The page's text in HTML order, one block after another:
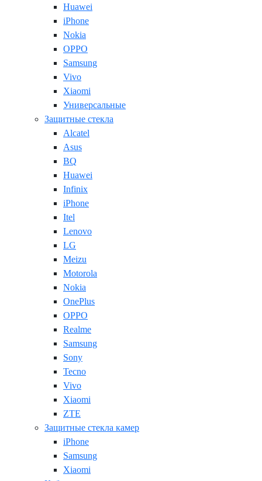
Huawei
iPhone
Nokia
OPPO
Samsung
Vivo
Xiaomi
Универсальные
Защитные стекла
Alcatel
Asus
BQ
Huawei
Infinix
iPhone
Itel
Lenovo
LG
Meizu
Motorola
Nokia
OnePlus
OPPO
Realme
Samsung
Sony
Tecno
Vivo
Xiaomi
ZTE
Защитные стекла камер
iPhone
Samsung
Xiaomi